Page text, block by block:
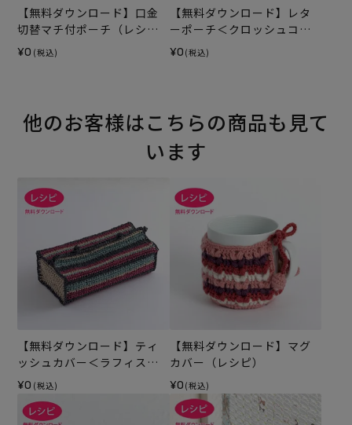
【無料ダウンロード】口金
切替マチ付ポーチ（レシ
ピ）
¥0 (税込)
【無料ダウンロード】レタ
ーポーチ＜クロッシュコッ
トン＞（レシピ）
¥0 (税込)
他のお客様はこちらの商品も見て
います
【無料ダウンロード】ティ
ッシュカバー＜ラフィスグ
ラン＞（レシピ）
¥0 (税込)
【無料ダウンロード】マグ
カバー（レシピ）
¥0 (税込)